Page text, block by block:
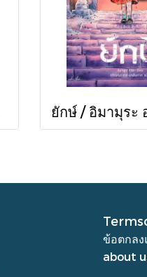
ข้อตกลง
about